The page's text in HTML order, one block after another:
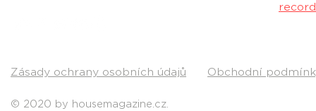
Zásady ochrany osobních údajů
© 2020 by housemagazine.cz.
Obchodní